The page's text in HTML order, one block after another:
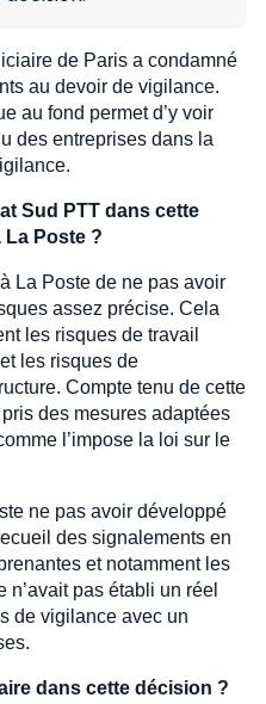
de Paris a condamné
au devoir de vigilance.
au fond permet d’y voir
des entreprises dans la
Sud PTT dans cette
La Poste ?
La Poste de ne pas avoir
assez précise. Cela
les risques de travail
les risques de
Compte tenu de cette
des mesures adaptées
l’impose la loi sur le
ne pas avoir développé
des signalements en
et notamment les
pas établi un réel
de vigilance avec un
dans cette décision ?